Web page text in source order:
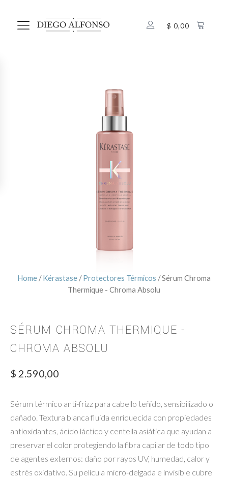
$ 0,00
Home /Kérastase /Protectores Térmicos / Sérum Chroma
Thermique - Chroma Absolu
SÉRUM CHROMA THERMIQUE -
CHROMA ABSOLU
$ 2.590,00
Sérum térmico anti-frizz para cabello teñido, sensibilizado o
dañado. Textura blanca fluida enriquecida con propiedades
antioxidantes, ácido láctico y centella asiática que ayudan a
preservar el color protegiendo la fibra capilar de todo tipo
de agentes externos: daño por rayos UV, humedad, calor y
estrés oxidativo. Su película micro-delgada e invisible cubre